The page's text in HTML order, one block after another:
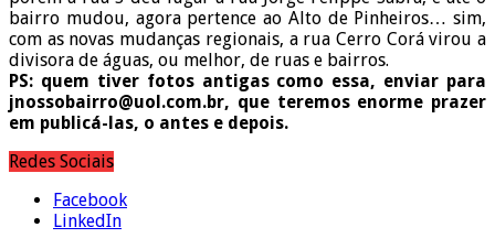
bairro mudou, agora pertence ao Alto de Pinheiros… sim,
com as novas mudanças regionais, a rua Cerro Corá virou a
divisora de águas, ou melhor, de ruas e bairros.
PS: quem tiver fotos antigas como essa, enviar para
jnossobairro@uol.com.br, que teremos enorme prazer
em publicá-las, o antes e depois.
Redes Sociais
Facebook
LinkedIn